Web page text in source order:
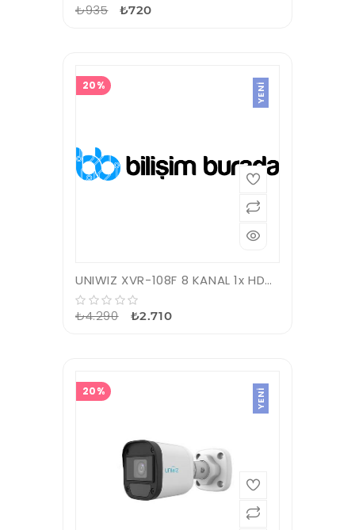
₺935 ₺720
20% YENI
UNIWIZ XVR-108F 8 KANAL 1x HDD H265 HİBRİT DVR KAYIT CİHAZI
₺4.290 ₺2.710
20% YENI